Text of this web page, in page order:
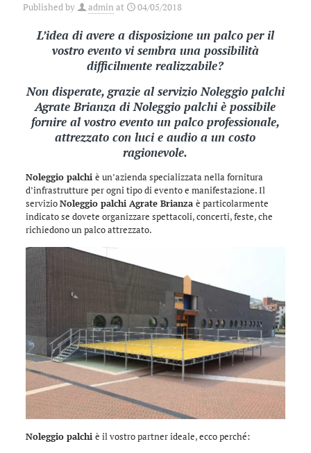
Published by admin at 04/05/2018
L’idea di avere a disposizione un palco per il
vostro evento vi sembra una possibilità
difficilmente realizzabile?
Non disperate, grazie al servizio Noleggio palchi
Agrate Brianza diNoleggio palchiè possibile
fornire al vostro evento un palco professionale,
attrezzato con luci e audio a un costo
ragionevole.
Noleggio palchi è un’azienda specializzata nella fornitura
d’infrastrutture per ogni tipo di evento e manifestazione. Il
servizioNoleggio palchi Agrate Brianza è particolarmente
indicato se dovete organizzare spettacoli, concerti, feste, che
richiedono un palco attrezzato.
Noleggio palchi è il vostro partner ideale, ecco perché: